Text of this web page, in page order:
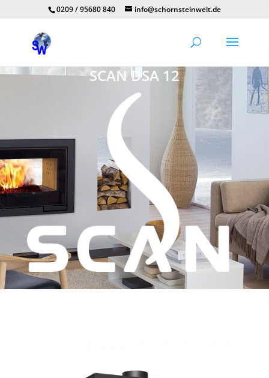
0209 / 95680 840 info@schornsteinwelt.de
SCAN DSA 12